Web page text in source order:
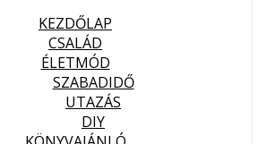
KEZDŐLAP
CSALÁD
ÉLETMÓD
SZABADIDŐ
UTAZÁS
DIY